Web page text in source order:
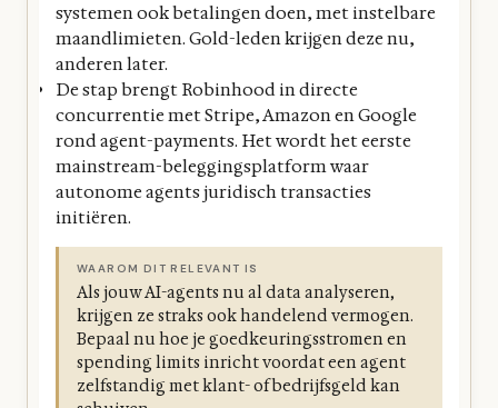
systemen ook betalingen doen, met instelbare
maandlimieten. Gold-leden krijgen deze nu,
anderen later.
De stap brengt Robinhood in directe
concurrentie met Stripe, Amazon en Google
rond agent-payments. Het wordt het eerste
mainstream-beleggingsplatform waar
autonome agents juridisch transacties
initiëren.
WAAROM DIT RELEVANT IS
Als jouw AI-agents nu al data analyseren,
krijgen ze straks ook handelend vermogen.
Bepaal nu hoe je goedkeuringsstromen en
spending limits inricht voordat een agent
zelfstandig met klant- of bedrijfsgeld kan